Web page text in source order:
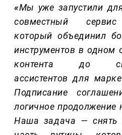
«Мы уже запустили
совместный
который объединил
инструментов в одном
контента до
ассистентов для
Подписание
логичное продолжение
Наша задача — снять